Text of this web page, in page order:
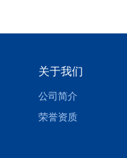
关于我们
公司简介
荣誉资质